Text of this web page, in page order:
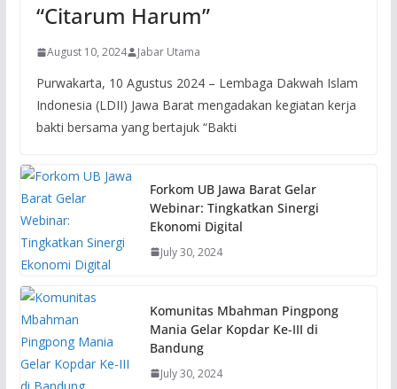
“Citarum Harum”
August 10, 2024 Jabar Utama
Purwakarta, 10 Agustus 2024 – Lembaga Dakwah Islam
Indonesia (LDII) Jawa Barat mengadakan kegiatan kerja
bakti bersama yang bertajuk “Bakti
Forkom UB Jawa Barat Gelar
Webinar: Tingkatkan Sinergi
Ekonomi Digital
July 30, 2024
Komunitas Mbahman Pingpong
Mania Gelar Kopdar Ke-III di
Bandung
July 30, 2024